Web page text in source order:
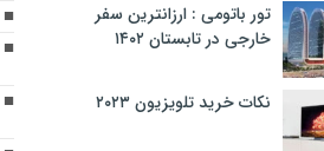
تور باتومی : ارزانترین سفر
خارجی در تابستان ۱۴۰۲
نکات خرید تلویزیون ۲۰۲۳